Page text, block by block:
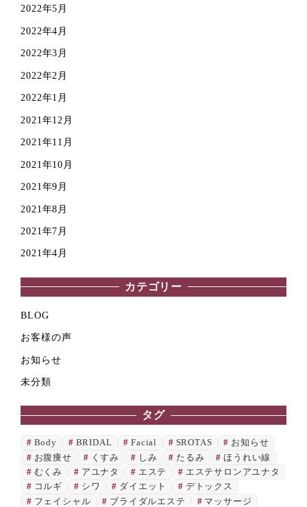
2022年5月
2022年4月
2022年3月
2022年2月
2022年1月
2021年12月
2021年11月
2021年10月
2021年9月
2021年8月
2021年7月
2021年4月
カテゴリー
BLOG
お客様の声
お知らせ
未分類
タグ
Body BRIDAL Facial SROTAS
お知らせ
お腹痩せ
くすみ しみ たるみ
ほうれい線
むくみ
アユナタ エステ
エステサロンアユナタ
コルギ
シワ ダイエット
デトックス
フェイシャル
ブライダルエステ
マッサージ